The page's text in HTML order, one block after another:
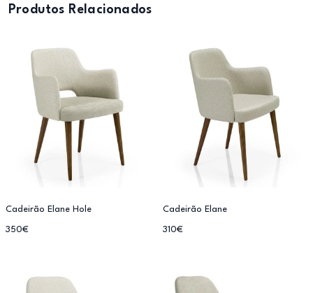
Produtos Relacionados
Cadeirão Elane Hole
350€
Cadeirão Elane
310€